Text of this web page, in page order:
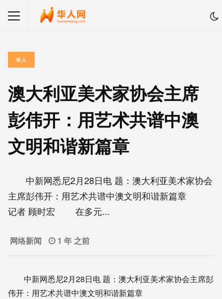
华人
澳大利亚美术家协会主席
彭伟开：用艺术共谱中澳
文明和谐新篇章
中新网悉尼2月28日电 题：澳大利亚美术家协会
主席彭伟开：用艺术共谱中澳文明和谐新篇章
记者 顾时宏 在多元...
网络新闻 1 年 之前
中新网悉尼2月28日电 题：澳大利亚美术家协会主席彭
伟开：用艺术共谱中澳文明和谐新篇章